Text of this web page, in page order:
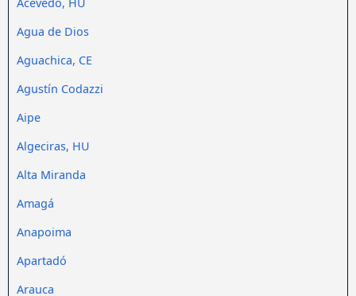
Agua de Dios
Aguachica, CE
Agustín Codazzi
Aipe
Algeciras, HU
Alta Miranda
Amagá
Anapoima
Apartadó
Arauca